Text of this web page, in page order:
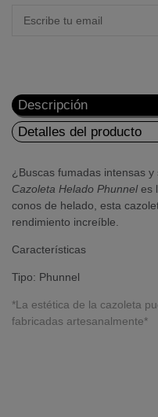
Descripción
Detalles del producto
¿Buscas fumadas intensas
Cazoleta Helado Phunneles
conos de helado, esta
rendimiento increíble.
Características
Tipo: Phunnel
*La estética de la cazoleta
fabricadas artesanalmente*